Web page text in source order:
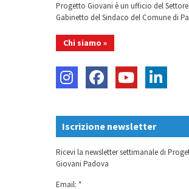
Progetto Giovani è un ufficio del Settore
Gabinetto del Sindaco del Comune di
Chi siamo »
Iscrizione newsletter
Ricevi la newsletter settimanale di
Giovani Padova
Email: *